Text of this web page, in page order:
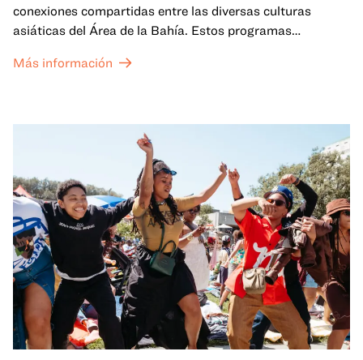
conexiones compartidas entre las diversas culturas
asiáticas del Área de la Bahía. Estos programas
celebran y honran las tradiciones del Año Nuevo Lunar a
un espacio para que nuestras comunidades AAPI se
reúnan y se eleven mutuamente con círculos de curación
tanto presenciales como virtuales.
Más información